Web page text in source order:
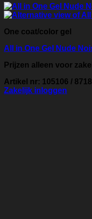
One coat/color gel
All in One Gel Nude
Prijzen alleen voor
Artikel nr: 105106 /
Zakelijk inloggen